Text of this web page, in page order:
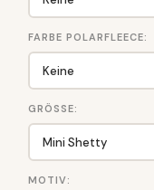
FARBE POLARFLEECE:
GRÖSSE:
MOTIV: